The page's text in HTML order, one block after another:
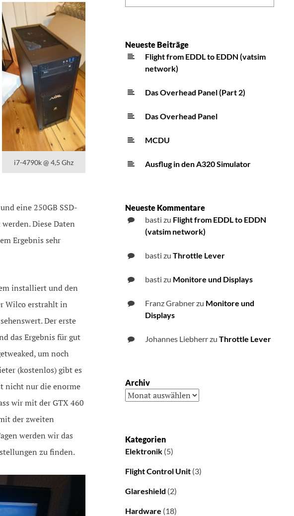
i7-4790k @ 4,5 Ghz
eine 250GB SSD-
Diese Daten
Ergebnis sehr
installiert und den
Wilco erstrahlt in
Der erste
das Ergebnis für gut
um noch
(kostenlos) gibt es
nicht nur die enorme
wir mit der GTX 460
der zweiten
werden wir das
zu finden.
Neueste Beiträge
Flight from EDDL to EDDN (vatsim
network)
Das Overhead Panel (Part 2)
Das Overhead Panel
MCDU
Ausflug in den A320 Simulator
Neueste Kommentare
basti zu Flight from EDDL to EDDN
(vatsim network)
basti zu Throttle Lever
basti zu Monitore und Displays
Franz Grabnerzu Monitore und
Displays
Johannes Liebherrzu Throttle Lever
Archiv
Archiv
Kategorien
Elektronik (5)
Flight Control Unit (3)
Glareshield (2)
Hardware (18)